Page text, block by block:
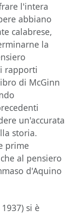
l'intera
abbiano
calabrese,
la
rapporti
di McGinn
un'accurata
storia.
prime
al pensiero
d'Aquino
si è